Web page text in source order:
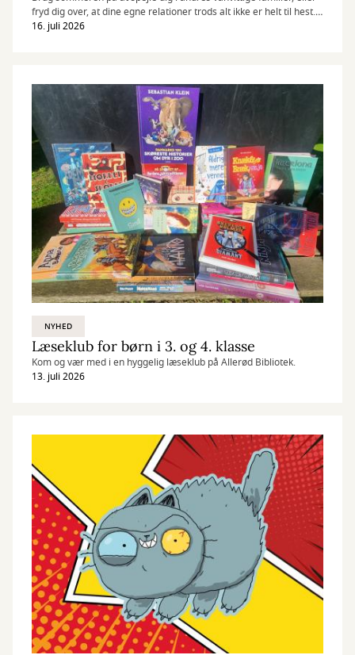
fryd dig over, at dine egne relationer trods alt ikke er helt til hest.
Her får du tre anbefalinger til din sommerlæsning i kategorien
16. juli 2026
NYHED
Læseklub for børn i 3. og 4. klasse
Kom og vær med i en hyggelig læseklub på Allerød Bibliotek.
13. juli 2026